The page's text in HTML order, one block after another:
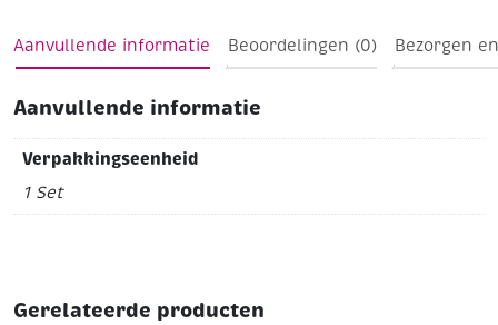
Aanvullende informatie Beoordelingen (0) Bezorgen
Aanvullende informatie
Verpakkingseenheid
1 Set
Gerelateerde producten